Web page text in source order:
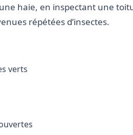
haie, en inspectant une
répétées d’insectes.
verts